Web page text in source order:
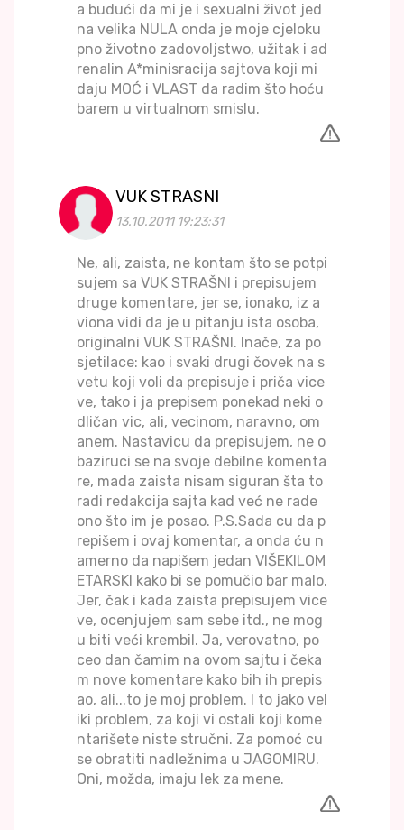
a budući da mi je i sexualni život jed
na velika NULA onda je moje cjeloku
pno životno zadovoljstwo, užitak i ad
renalin A*minisracija sajtova koji mi
daju MOĆ i VLAST da radim što hoću
barem u virtualnom smislu.
VUK STRASNI
13.10.2011 19:23:31
Ne, ali, zaista, ne kontam što se potpi
sujem sa VUK STRAŠNI i prepisujem
druge komentare, jer se, ionako, iz a
viona vidi da je u pitanju ista osoba,
originalni VUK STRAŠNI. Inače, za po
sjetilace: kao i svaki drugi čovek na s
vetu koji voli da prepisuje i priča vice
ve, tako i ja prepisem ponekad neki o
dličan vic, ali, vecinom, naravno, om
anem. Nastavicu da prepisujem, ne o
baziruci se na svoje debilne komenta
re, mada zaista nisam siguran šta to
radi redakcija sajta kad već ne rade
ono što im je posao. P.S.Sada cu da p
repišem i ovaj komentar, a onda ću n
amerno da napišem jedan VIŠEKILOM
ETARSKI kako bi se pomučio bar malo.
Jer, čak i kada zaista prepisujem vice
ve, ocenjujem sam sebe itd., ne mog
u biti veći krembil. Ja, verovatno, po
ceo dan čamim na ovom sajtu i čeka
m nove komentare kako bih ih prepis
ao, ali...to je moj problem. I to jako vel
iki problem, za koji vi ostali koji kome
ntarišete niste stručni. Za pomoć cu
se obratiti nadležnima u JAGOMIRU.
Oni, možda, imaju lek za mene.